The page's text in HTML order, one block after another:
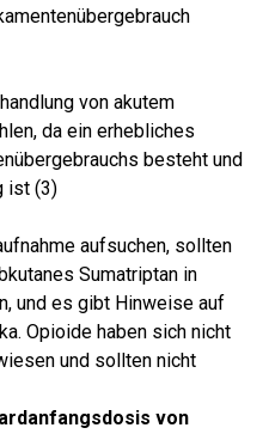
von akutem
da ein erhebliches
besteht und
ist (3)
aufsuchen, sollten
Sumatriptan in
und es gibt Hinweise auf
Opioide haben sich nicht
und sollten nicht
von